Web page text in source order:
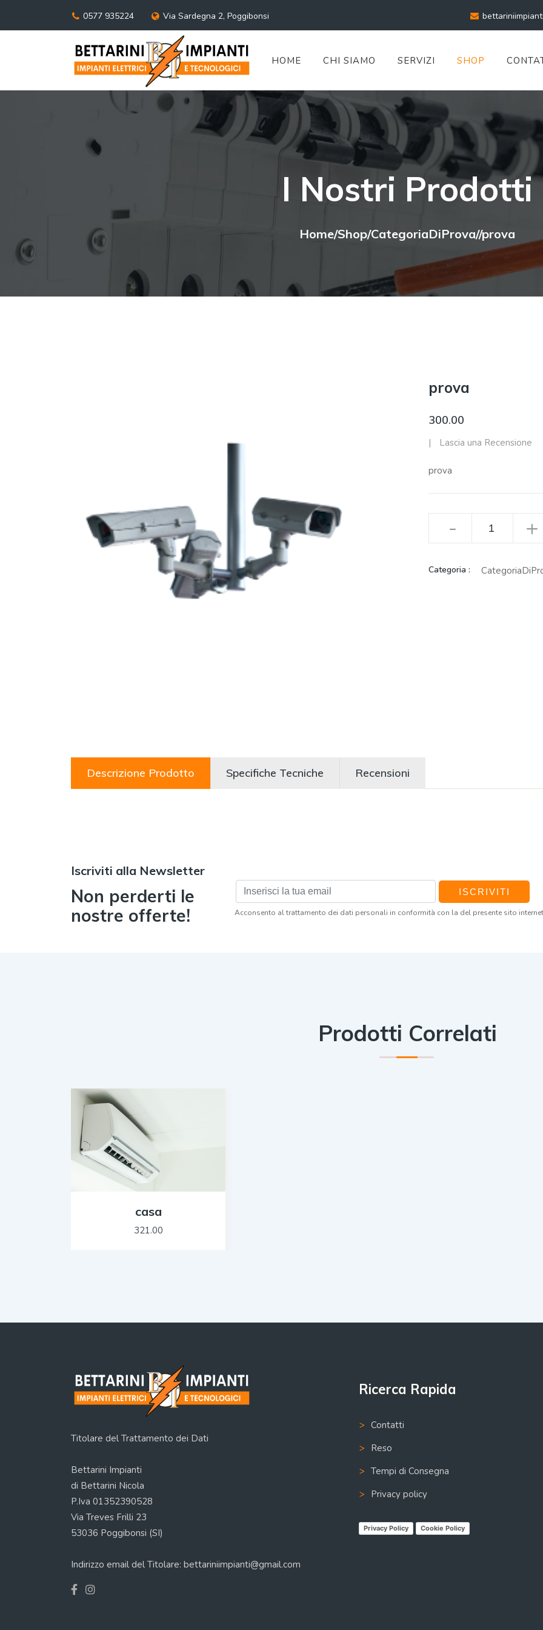
0577 935224 Via Sardegna 2, Poggibonsi
HOME CHI SIAMO SERVIZI SHOP
I Nostri Prodotti
Home/Shop/CategoriaDiProva//prova
prova
300.00
| Lascia una Recensione
prova
- +
Categoria :
Descrizione Prodotto Specifiche Tecniche Recensioni
Iscriviti alla Newsletter
Non perderti le
nostre offerte!
ISCRIVITI
Acconsento al trattamento dei dati personali in conformità con la del presente sito
Prodotti Correlati
casa
321.00
Titolare del Trattamento dei Dati
Bettarini Impianti
di Bettarini Nicola
P.Iva 01352390528
Via Treves Frilli 23
53036 Poggibonsi (SI)
Indirizzo email del Titolare: bettariniimpianti@gmail.com
Ricerca Rapida
Contatti
Reso
Tempi di Consegna
Privacy policy
Privacy Policy Cookie Policy